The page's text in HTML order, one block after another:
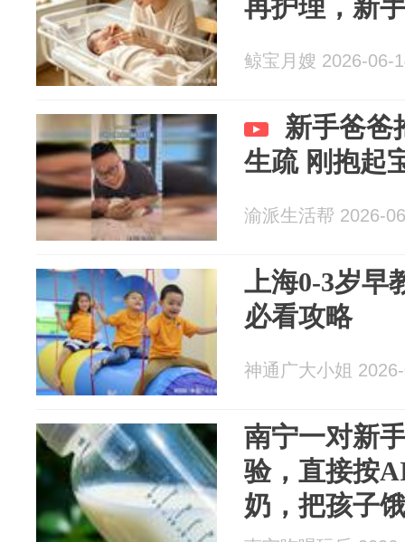
再护理，新
鲸宝月嫂 2026-06-
新手爸爸
生疏 刚抱起
渝派生活帮 2026-
上海0-3岁早
必看攻略
神通广大小姐
南宁一对新
验，直接按
奶，把孩子